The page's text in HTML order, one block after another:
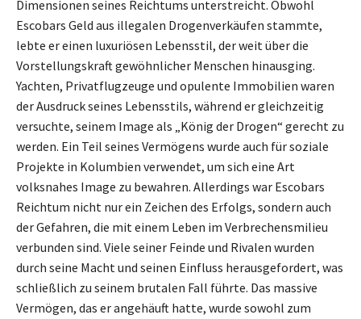
Dimensionen seines Reichtums unterstreicht. Obwohl
Escobars Geld aus illegalen Drogenverkäufen stammte,
lebte er einen luxuriösen Lebensstil, der weit über die
Vorstellungskraft gewöhnlicher Menschen hinausging.
Yachten, Privatflugzeuge und opulente Immobilien waren
der Ausdruck seines Lebensstils, während er gleichzeitig
versuchte, seinem Image als „König der Drogen“ gerecht zu
werden. Ein Teil seines Vermögens wurde auch für soziale
Projekte in Kolumbien verwendet, um sich eine Art
volksnahes Image zu bewahren. Allerdings war Escobars
Reichtum nicht nur ein Zeichen des Erfolgs, sondern auch
der Gefahren, die mit einem Leben im Verbrechensmilieu
verbunden sind. Viele seiner Feinde und Rivalen wurden
durch seine Macht und seinen Einfluss herausgefordert, was
schließlich zu seinem brutalen Fall führte. Das massive
Vermögen, das er angehäuft hatte, wurde sowohl zum